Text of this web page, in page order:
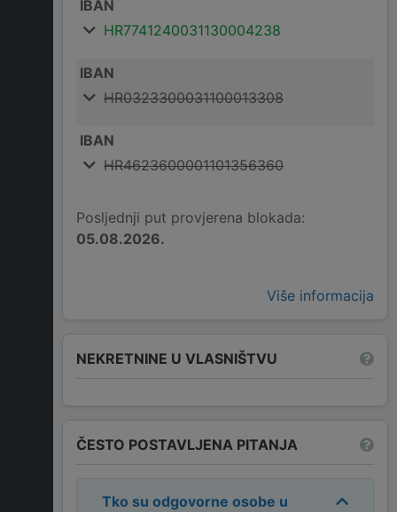
IBAN
HR7741240031130004238
IBAN
HR0323300031100013308
IBAN
HR4623600001101356360
Posljednji put provjerena blokada:
05.08.2026.
Više informacija
NEKRETNINE U VLASNIŠTVU
ČESTO POSTAVLJENA PITANJA
Tko su odgovorne osobe u